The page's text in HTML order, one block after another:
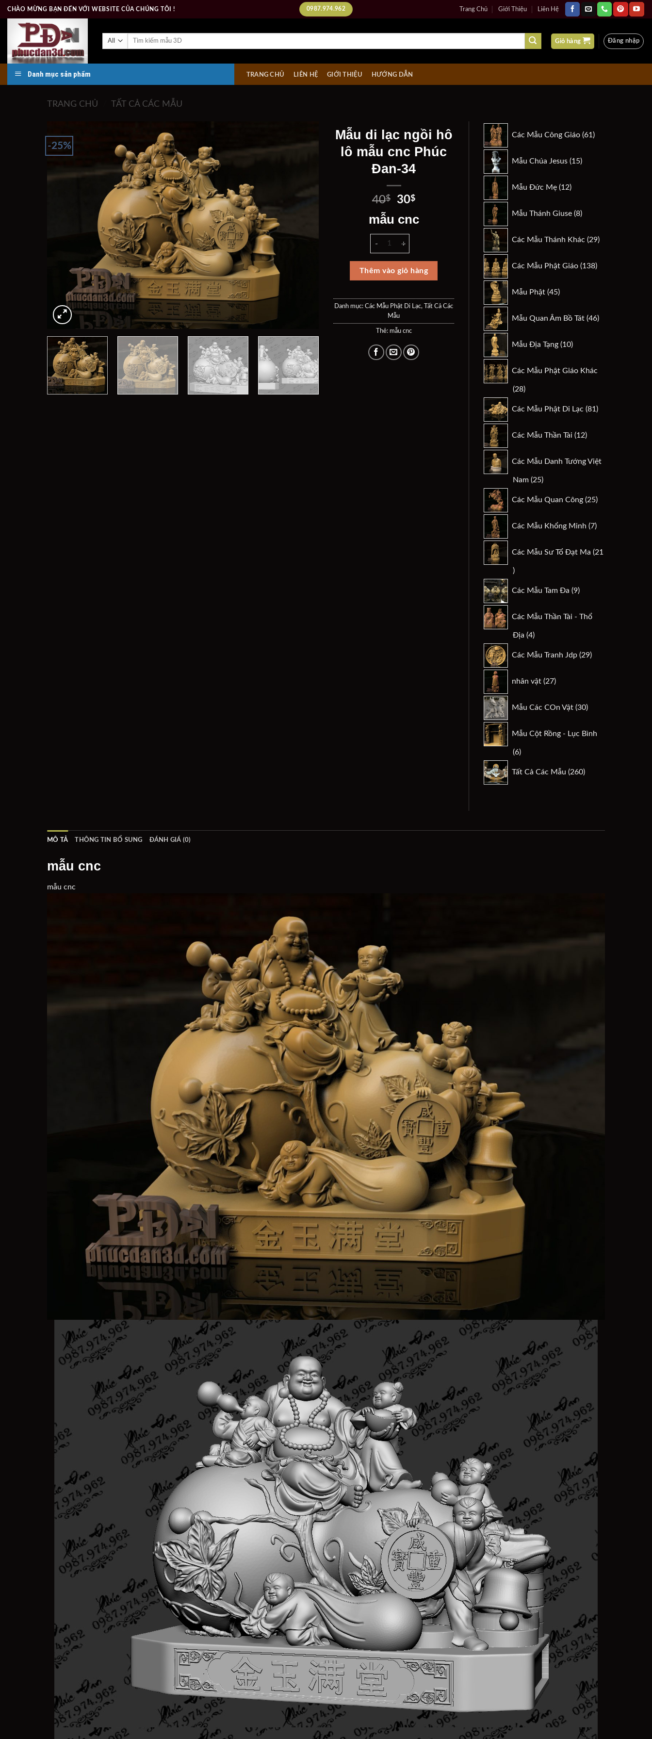
Skip
to
content
CHÀO MỪNG BẠN ĐẾN VỚI WEBSITE CỦA CHÚNG TÔI ! 0987.974.962 Trang Chủ Giới Thiệu Liên Hệ
Tìm
Giỏ hàng Đăng nhập
Danh mục sản phẩm TRANG CHỦ LIÊN HỆ GIỚI THIỆU HƯỚNG DẪN
TRANG CHỦ TẤT CẢ CÁC MẪU
-25%
Mẫu di lạc ngồi hô
lô mẫu cnc Phúc
Đan-34
40$
Giá
là:
40$.
30$Giá
tại
mẫu cnc
Mẫu di lạc ngồi hô lô mẫu cnc Phúc Đan-34 số lượng
Thêm vào giỏ hàng
Danh mục: Các Mẫu Phật Di Lạc,
Tất Cả Các
Mẫu
Thẻ: mẫu cnc
Các Mẫu Công Giáo 61
sản
Mẫu Chúa Jesus 15
sản
Mẫu Đức Mẹ 12
sản
Mẫu Thánh Giuse 8
sản
Các Mẫu Thánh Khác
29
sản
Các Mẫu Phật Giáo 138
sản
Mẫu Phật 45
sản
Mẫu Quan Âm Bồ Tát 46
sản
Mẫu Địa Tạng 10
sản
Các Mẫu Phật Giáo Khác
2828
phẩm
Các Mẫu Phật Di Lạc 81
sản
Các Mẫu Thần Tài
12
sản
Các Mẫu Danh Tướng Việt
Nam 2525
phẩm
Các Mẫu Quan Công 25
sản
Các Mẫu Khổng Minh 7
sản
Các Mẫu Sư Tổ Đạt Ma
21
21
phẩm
Các Mẫu Tam Đa 9
sản
Các Mẫu Thần Tài - Thổ
Địa 44
phẩm
Các Mẫu Tranh Jdp 29
sản
nhân vật 27
sản
Mẫu Các COn Vật 30
sản
Mẫu Cột Rồng - Lục Bình
66
phẩm
Tất Cả Các Mẫu 260
sản
MÔ TẢ THÔNG TIN BỔ SUNG ĐÁNH GIÁ (0)
mẫu cnc
mẫu cnc